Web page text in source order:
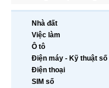
Nhà đất
Việc làm
Ô tô
Điện máy - Kỹ thuật số
Điện thoại
SIM số